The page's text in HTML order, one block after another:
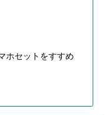
ホセットをすすめ